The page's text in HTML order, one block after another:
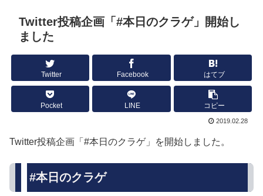
Twitter投稿企画「#本日のクラゲ」開始し
ました
Twitter Facebook はてブ
Pocket LINE コピー
2019.02.28
Twitter投稿企画「#本日のクラゲ」を開始しました。
#本日のクラゲ